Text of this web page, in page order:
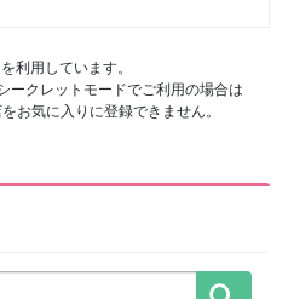
を利用しています。
ークレットモードでご利用の場合は
お気に入りに登録できません。